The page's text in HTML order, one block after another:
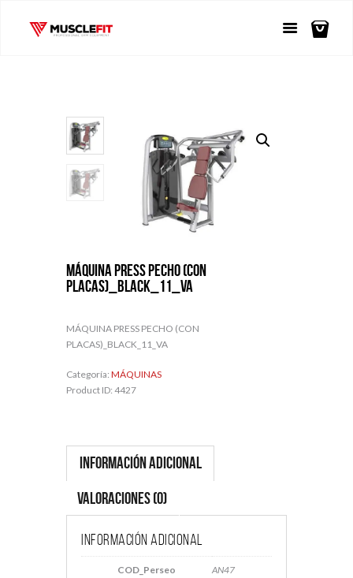
MÁQUINA PRESS PECHO (CON
PLACAS)_BLACK_11_VA
MÁQUINA PRESS PECHO (CON
PLACAS)_BLACK_11_VA
Categoría: MÁQUINAS
Product ID: 4427
Información adicional
Valoraciones (0)
Información adicional
COD_Perseo AN47